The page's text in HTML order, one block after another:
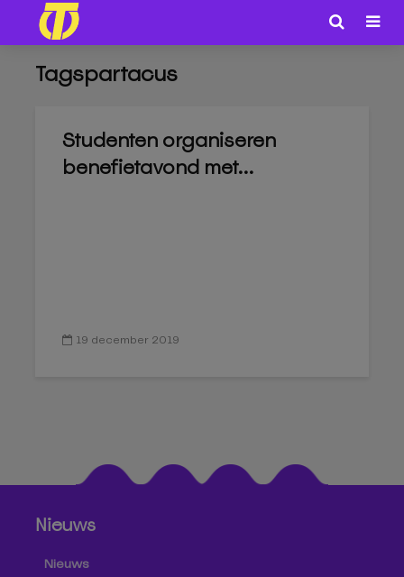
Tagspartacus
Studenten organiseren
benefietavond met...
19 december 2019
Nieuws
Nieuws